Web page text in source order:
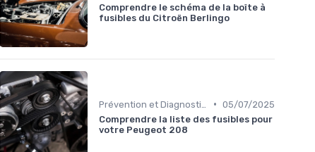
Comprendre le schéma de la boîte à
fusibles du Citroën Berlingo
• 05/07/2025
Comprendre la liste des fusibles pour
votre Peugeot 208